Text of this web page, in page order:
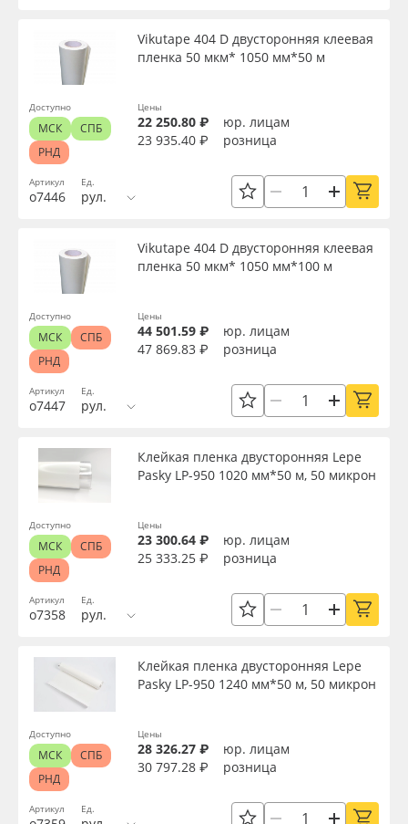
Инструкции
Компания
Контакты
Блог
Поставщикам
8 800 550 7888
Мобильные конструкции и POS-материалы
Профильные системы
Сублимация и термотрансфер
Светотехника
Инженерные пластики
Оборудование и инструмент
Новинки ассортимента
Orajet 3640
Плёнка монтажная Oratape
ПЭТ листовой
Вспененный ПВХ
Баннер
Заготовки для сувениров
Толщина, мм
Ширина, мм
Длина рулона, м
Цвет
Цвет клея
Упаковка
Страна происхождения
Торговая марка
Серия
Артикул
о7446
Vikutape 404 D двусторонняя клеевая
пленка 50 мкм* 1050 мм*50 м
Ед.
рул.
Цены
22 250.80 ₽
юр. лицам
23 935.40 ₽
розница
Доступно
МСК
СПБ
РНД
Артикул
о7447
Vikutape 404 D двусторонняя клеевая
пленка 50 мкм* 1050 мм*100 м
Ед.
рул.
Цены
44 501.59 ₽
юр. лицам
47 869.83 ₽
розница
Доступно
МСК
СПБ
РНД
Артикул
о7358
Клейкая пленка двусторонняя Lepe
Pasky LP-950 1020 мм*50 м, 50 микрон
Ед.
рул.
Цены
23 300.64 ₽
юр. лицам
25 333.25 ₽
розница
Доступно
МСК
СПБ
РНД
Артикул
Клейкая пленка двусторонняя Lepe
Pasky LP-950 1240 мм*50 м, 50 микрон
Ед.
Цены
28 326.27 ₽
юр. лицам
30 797.28 ₽
розница
Доступно
МСК
СПБ
РНД